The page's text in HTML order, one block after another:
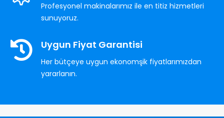
Profesyonel makinalarımız ile en titiz hizmetleri
sunuyoruz.
Uygun Fiyat Garantisi
Her bütçeye uygun ekonomşik fiyatlarımızdan
yararlanın.